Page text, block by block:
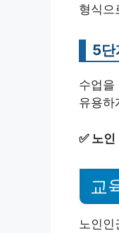
형식으
5단
수업을
유용하
✅ 노인
교
노인